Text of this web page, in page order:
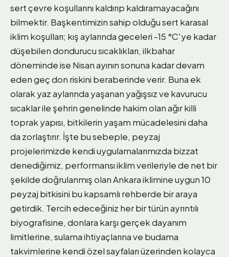
sert çevre koşullarını kaldırıp kaldıramayacağını
bilmektir. Başkentimizin sahip olduğu sert karasal
iklim koşulları; kış aylarında geceleri -15 °C'ye kadar
düşebilen dondurucu sıcaklıkları, ilkbahar
döneminde ise Nisan ayının sonuna kadar devam
eden geç don riskini beraberinde verir. Buna ek
olarak yaz aylarında yaşanan yağışsız ve kavurucu
sıcaklar ile şehrin genelinde hakim olan ağır killi
toprak yapısı, bitkilerin yaşam mücadelesini daha
da zorlaştırır. İşte bu sebeple, peyzaj
projelerimizde kendi uygulamalarımızda bizzat
denediğimiz, performansı iklim verileriyle de net bir
şekilde doğrulanmış olan Ankara iklimine uygun 10
peyzaj bitkisini bu kapsamlı rehberde bir araya
getirdik. Tercih edeceğiniz her bir türün ayrıntılı
biyografisine, donlara karşı gerçek dayanım
limitlerine, sulama ihtiyaçlarına ve budama
takvimlerine kendi özel sayfaları üzerinden kolayca